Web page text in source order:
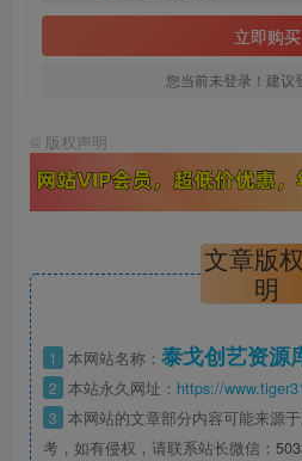
立即购买
您当前未登录！建议
© 版权声明
文章版
明
1 本网站名称： 泰戈创艺资源
2 本站永久网址： https://
3 本网站的文章部分内容可能来源
考，如有侵权，请联系站长微信：